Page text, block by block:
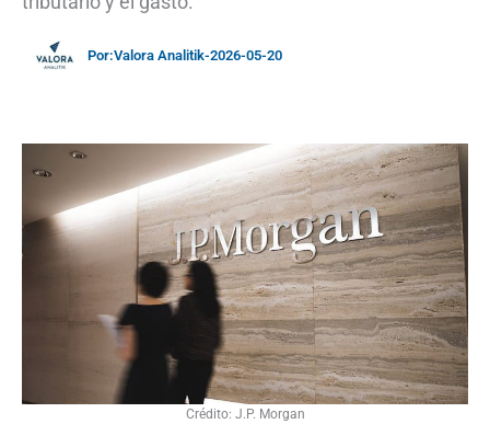
Por:Valora Analitik-2026-05-20
Crédito: J.P. Morgan